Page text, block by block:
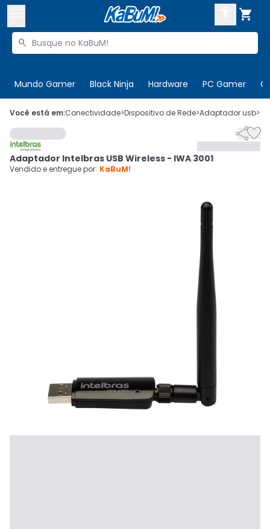

Buscar produtos

Mundo Gamer Black Ninja Hardware PC Gamer
 Olá. Acesse sua conta
 Departamentos
Cupons
CADASTRE-SE
Você está em:Conectividade>Dispositivo de Rede>Adaptador usb>

Adaptador Intelbras USB Wireless - IWA 3001
Vendido e entregue por: KaBuM!